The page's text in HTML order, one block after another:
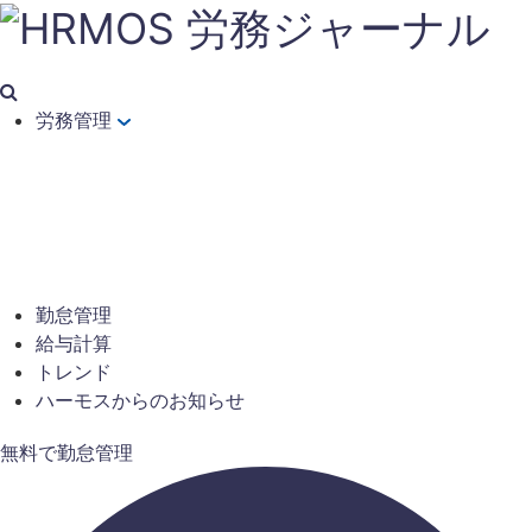
労務管理
勤怠管理
給与計算
トレンド
ハーモスからのお知らせ
無料で勤怠管理